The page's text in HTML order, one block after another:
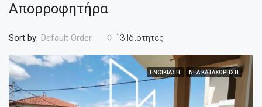
Απορροφητήρα
13 Ιδιότητες
Sort by: Default Order
ΕΝΟΙΚΊΑΣΗ ΝΈΑ ΚΑΤΑΧΏΡΗΣΗ